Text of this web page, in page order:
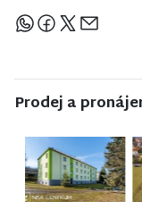
Sdílejte článek
Prodej a